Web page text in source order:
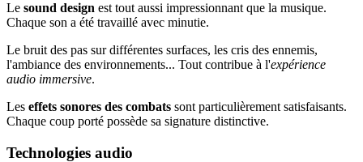
Le sound design est tout aussi impressionnant que la musique.
Chaque son a été travaillé avec minutie.
Le bruit des pas sur différentes surfaces, les cris des ennemis,
l'ambiance des environnements... Tout contribue à l'expérience
audio immersive.
Les effets sonores des combats sont particulièrement satisfaisants.
Chaque coup porté possède sa signature distinctive.
Technologies audio